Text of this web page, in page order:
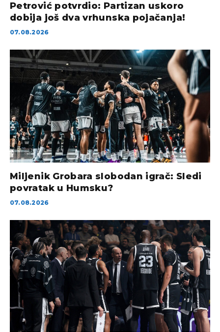
Petrović potvrdio: Partizan uskoro
dobija još dva vrhunska pojačanja!
07.08.2026
Miljenik Grobara slobodan igrač: Sledi
povratak u Humsku?
07.08.2026